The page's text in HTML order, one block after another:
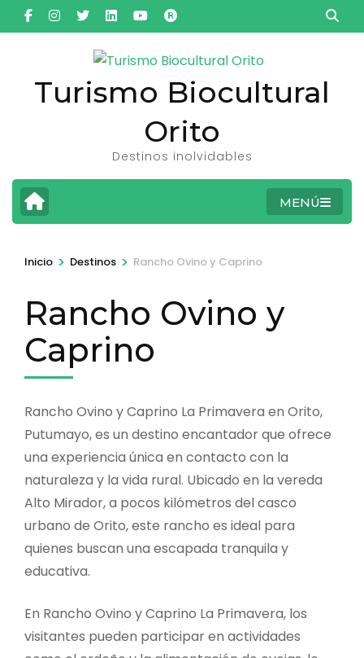
Saltar
al
(presionaTurismo Biocultural
Orito
Destinos inolvidables
MENÚ
Inicio > Destinos > Rancho Ovino y Caprino
Rancho Ovino y
Caprino
Rancho Ovino y Caprino La Primavera en Orito,
Putumayo, es un destino encantador que ofrece
una experiencia única en contacto con la
naturaleza y la vida rural. Ubicado en la vereda
Alto Mirador, a pocos kilómetros del casco
urbano de Orito, este rancho es ideal para
quienes buscan una escapada tranquila y
educativa.
En Rancho Ovino y Caprino La Primavera, los
visitantes pueden participar en actividades